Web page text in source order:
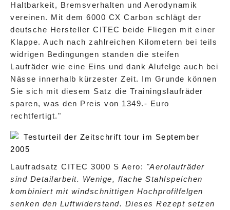
Haltbarkeit, Bremsverhalten und Aerodynamik
vereinen. Mit dem 6000 CX Carbon schlägt der
deutsche Hersteller CITEC beide Fliegen mit einer
Klappe. Auch nach zahlreichen Kilometern bei teils
widrigen Bedingungen standen die steifen
Laufräder wie eine Eins und dank Alufelge auch bei
Nässe innerhalb kürzester Zeit. Im Grunde können
Sie sich mit diesem Satz die Trainingslaufräder
sparen, was den Preis von 1349.- Euro
rechtfertigt."
Testurteil der Zeitschrift tour im September
2005
Laufradsatz CITEC 3000 S Aero: "Aerolaufräder
sind Detailarbeit. Wenige, flache Stahlspeichen
kombiniert mit windschnittigen Hochprofilfelgen
senken den Luftwiderstand. Dieses Rezept setzen